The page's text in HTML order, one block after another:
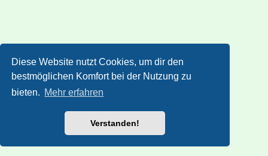
Diese Website nutzt Cookies, um dir den
bestmöglichen Komfort bei der Nutzung zu
bieten. Mehr erfahren
Verstanden!